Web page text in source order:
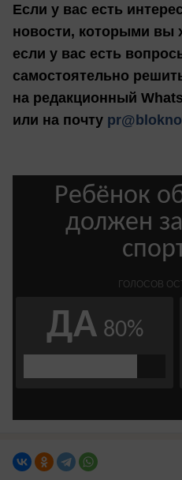
Если у вас есть
новости, которыми вы
если у вас есть
самостоятельно
на редакционный
или на почту